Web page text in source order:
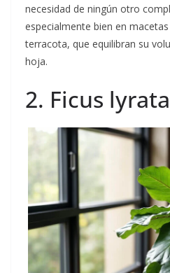
necesidad de ningún otro
especialmente bien en
terracota, que equilibran su
hoja.
2. Ficus lyrata